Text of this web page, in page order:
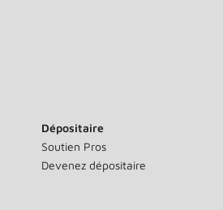
Dépositaire
Soutien Pros
Devenez dépositaire